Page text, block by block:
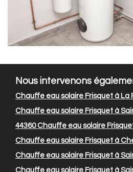
Nous intervenons
Chauffe eau solaire Frisquet à La
Chauffe eau solaire Frisquet à
44360Chauffe eau solaire
Chauffe eau solaire Frisquet à
Chauffe eau solaire Frisquet à
Chauffe eau solaire Frisquet à